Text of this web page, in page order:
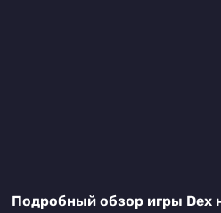
Подробный обзор игры Dex